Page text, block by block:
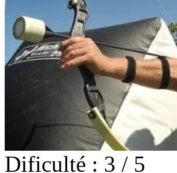
Dificulté : 3 / 5